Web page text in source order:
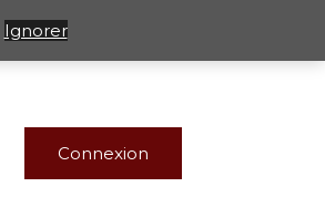
Ignorer
Connexion